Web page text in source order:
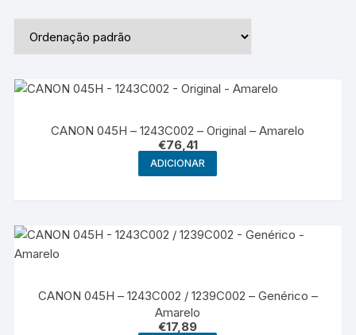
CANON 045H – 1243C002 – Original – Amarelo
€76,41
ADICIONAR
CANON 045H – 1243C002 / 1239C002 – Genérico –
Amarelo
€17,89